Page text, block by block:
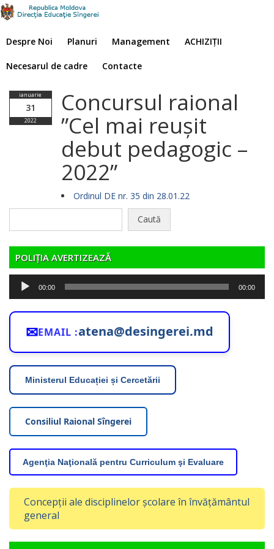
Despre Noi Planuri Management ACHIZIȚII
Necesarul de cadre Contacte
ianuarie
31
2022
Concursul raional
”Cel mai reușit
debut pedagogic –
2022”
Ordinul DE nr. 35 din 28.01.22
POLIȚIA AVERTIZEAZĂ
Player
audio
00:00 00:00
✉EMAIL :atena@desingerei.md
Ministerul Educației și Cercetării
Consiliul Raional Sîngerei
Agenţia Naţională pentru Curriculum şi Evaluare
Concepții ale disciplinelor școlare în învățământul
general